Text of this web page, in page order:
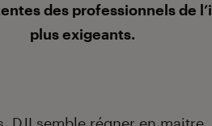
des professionnels de
plus exigeants.